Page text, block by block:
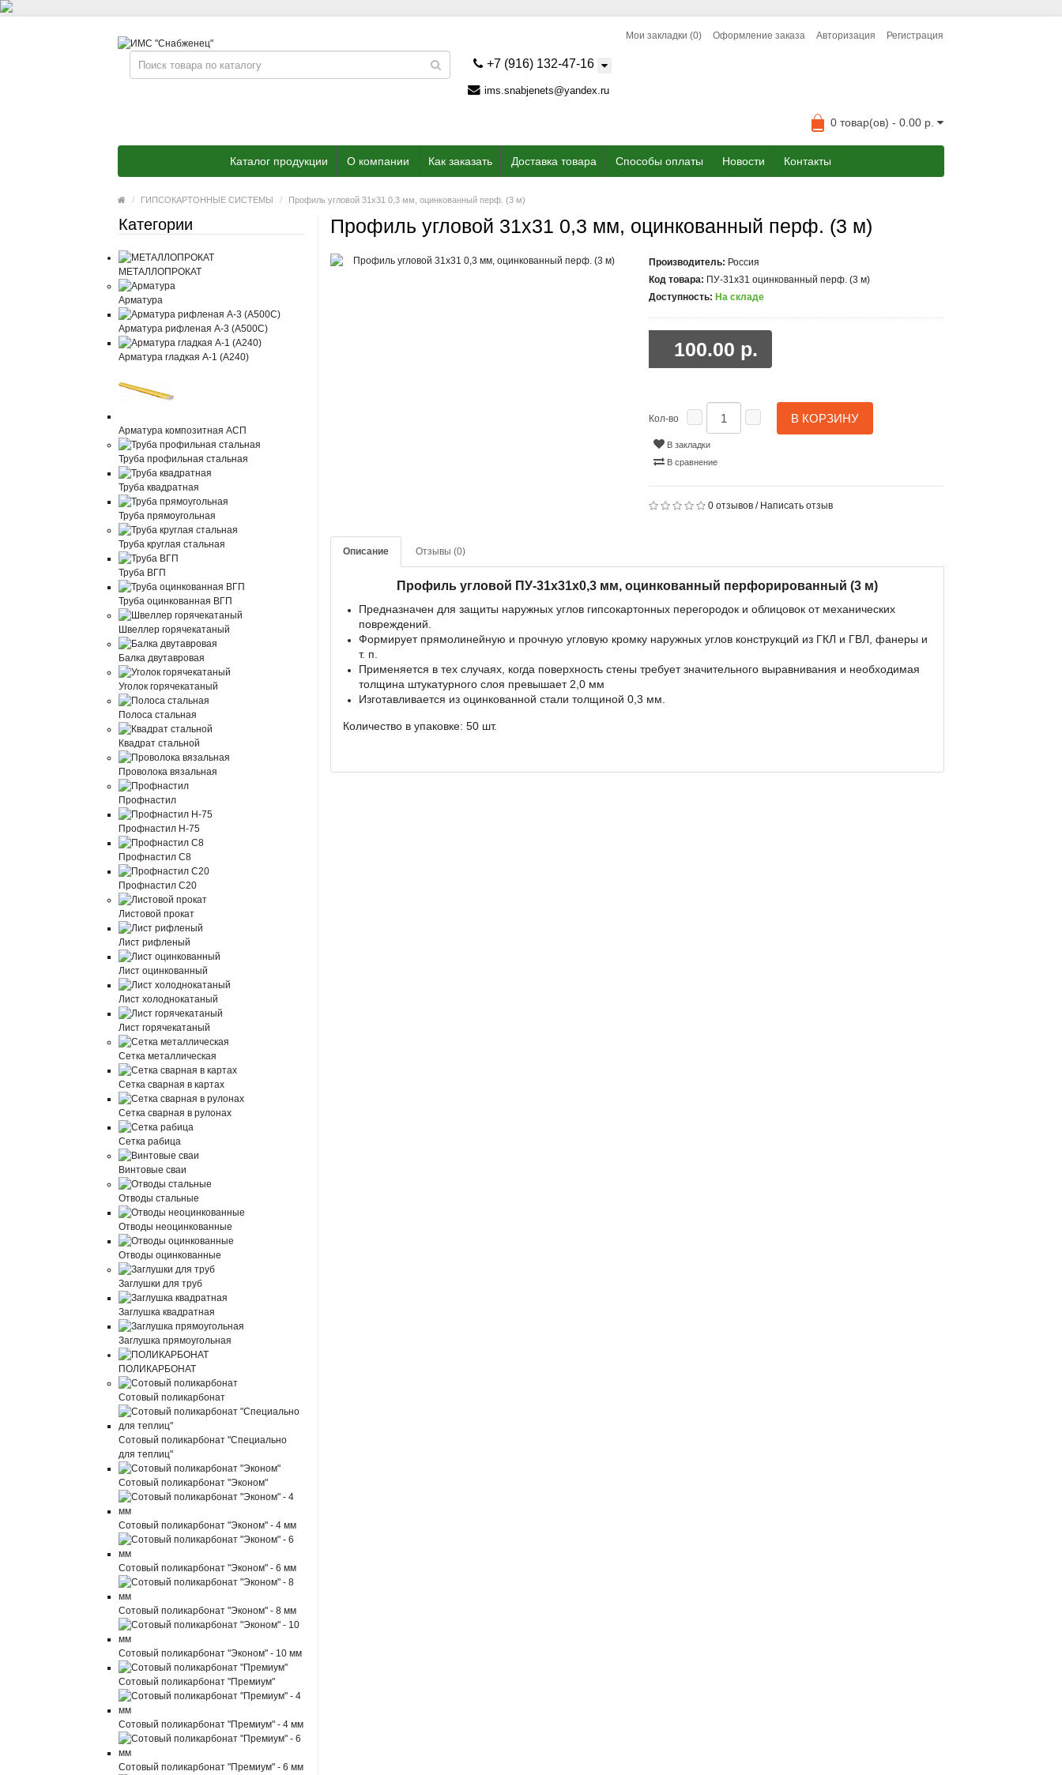
Авторизация Регистрация
Мои закладки (0) Оформление заказа
+7 (916) 132-47-16
ims.snabjenets@yandex.ru
0 товар(ов) - 0.00 р.
Каталог продукции О компании Как заказать Доставка товара Способы оплаты Новости Контакты
ГИПСОКАРТОННЫЕ СИСТЕМЫ Профиль угловой 31x31 0,3 мм, оцинкованный перф. (3 м)
Категории
МЕТАЛЛОПРОКАТ
Арматура
Арматура рифленая А-3 (А500С)
Арматура гладкая А-1 (А240)
Арматура композитная АСП
Труба профильная стальная
Труба квадратная
Труба прямоугольная
Труба круглая стальная
Труба ВГП
Труба оцинкованная ВГП
Швеллер горячекатаный
Балка двутавровая
Уголок горячекатаный
Полоса стальная
Квадрат стальной
Проволока вязальная
Профнастил
Профнастил Н-75
Профнастил С8
Профнастил С20
Листовой прокат
Лист рифленый
Лист оцинкованный
Лист холоднокатаный
Лист горячекатаный
Сетка металлическая
Сетка сварная в картах
Сетка сварная в рулонах
Сетка рабица
Винтовые сваи
Отводы стальные
Отводы неоцинкованные
Отводы оцинкованные
Заглушки для труб
Заглушка квадратная
Заглушка прямоугольная
ПОЛИКАРБОНАТ
Сотовый поликарбонат
Сотовый поликарбонат "Специально
для теплиц"
Сотовый поликарбонат "Эконом"
Сотовый поликарбонат "Эконом" - 4 мм
Сотовый поликарбонат "Эконом" - 6 мм
Сотовый поликарбонат "Эконом" - 8 мм
Сотовый поликарбонат "Эконом" - 10 мм
Сотовый поликарбонат "Премиум"
Сотовый поликарбонат "Премиум" - 4 мм
Сотовый поликарбонат "Премиум" - 6 мм
Профиль угловой 31x31 0,3 мм, оцинкованный перф. (3 м)
Производитель: Россия
Код товара: ПУ-31x31 оцинкованный перф. (3 м)
Доступность: На складе
100.00 р.
Кол-во В КОРЗИНУ
В закладки
В сравнение
0 отзывов / Написать отзыв
Описание Отзывы (0)
Профиль угловой ПУ-31x31x0,3 мм, оцинкованный перфорированный (3 м)
Предназначен для защиты наружных углов гипсокартонных перегородок и облицовок от механических
повреждений.
Формирует прямолинейную и прочную угловую кромку наружных углов конструкций из ГКЛ и ГВЛ, фанеры и
т. п.
Применяется в тех случаях, когда поверхность стены требует значительного выравнивания и необходимая
толщина штукатурного слоя превышает 2,0 мм
Изготавливается из оцинкованной стали толщиной 0,3 мм.
Количество в упаковке: 50 шт.